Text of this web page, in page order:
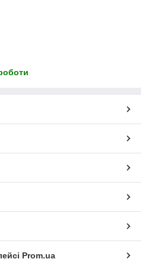
Prom.ua